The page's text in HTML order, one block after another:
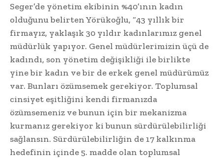
Seger’de yönetim ekibinin %40’ının kadın
olduğunu belirten Yörükoğlu, “43 yıllık bir
firmayız, yaklaşık 30 yıldır kadınlarımız genel
müdürlük yapıyor. Genel müdürlerimizin üçü de
kadındı, son yönetim değişikliği ile birlikte
yine bir kadın ve bir de erkek genel müdürümüz
var. Bunları özümsemek gerekiyor. Toplumsal
cinsiyet eşitliğini kendi firmanızda
özümsemeniz ve bunun için bir mekanizma
kurmanız gerekiyor ki bunun sürdürülebilirliği
sağlansın. Sürdürülebilirliğin de 17 kalkınma
hedefinin içinde 5. madde olan toplumsal